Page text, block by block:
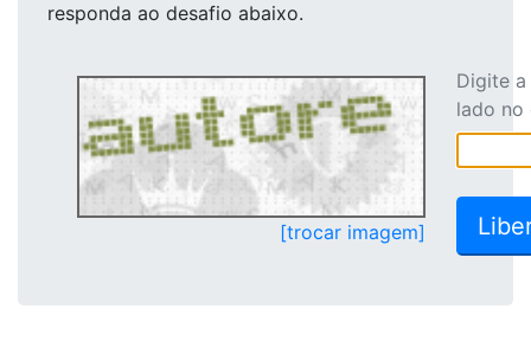
responda ao desafio abaixo.
[trocar imagem]
Digite
lado no